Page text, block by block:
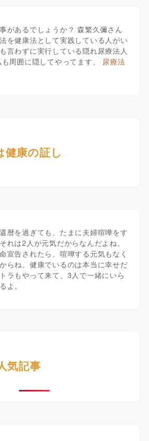
があるでしょうか？ 森繁久彌さん
を健康法として実践している人がい
言わずに実行している隠れ尿療法人
周囲に隠してやってます。 尿療法
健康の証し
暦を過ぎても、たまに夫婦喧嘩をす
れは2人が元気だからなんだよね。
宣告されたら、喧嘩する元気もなく
らね。健康でいるのは本当に幸せだ
ラもやって来て、3人で一緒にいら
よ。
気記事